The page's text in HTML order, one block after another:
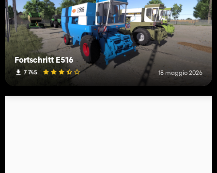
Fortschritt E516
7 745 18 maggio 2026